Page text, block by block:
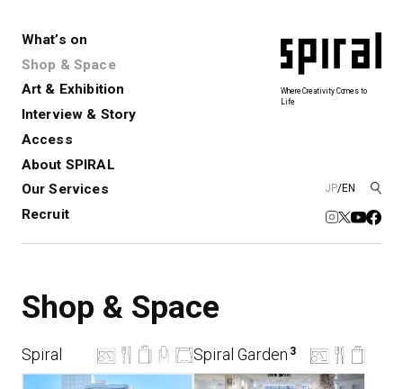
What’s on
Shop & Space
Art & Exhibition
Interview & Story
Access
About SPIRAL
Our Services
Recruit
JP/EN
Where Creativity Comes to
Life
Spiral
Spiral Market6 Spiral Hall
Exhibition
展覧会やイベント
演劇やダンス、ライブ公演、イベント
Art Projects
アートプロジェクト・イベント
若手作家の発掘・育成・支援を目的
とした 公募展形式のアートフェスティ
バル
SPIRALのご紹介
Spiral Annual Report プレスリリース
レンタルスペース
コンサルティング
新卒採用
アルバイト・その他
Shop & Space
Spiral Spiral Garden 3